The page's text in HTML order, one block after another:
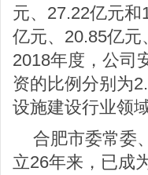
元、27.22亿元
亿元、20.85亿元
2018年度，公司
资的比例分别为
设施建设行业领
合肥市委常委
立26年来，已成